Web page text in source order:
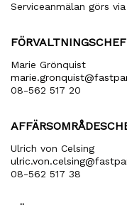
Serviceanmälan görs
FÖRVALTNINGSCHEF
Marie Grönquist
08-562 517 20
Ulrich von Celsing
08-562 517 38